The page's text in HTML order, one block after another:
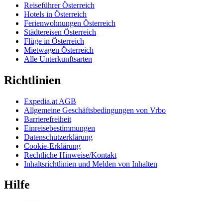
Reiseführer Österreich
Hotels in Österreich
Ferienwohnungen Österreich
Städtereisen Österreich
Flüge in Österreich
Mietwagen Österreich
Alle Unterkunftsarten
Richtlinien
Expedia.at AGB
Allgemeine Geschäftsbedingungen von Vrbo
Barrierefreiheit
Einreisebestimmungen
Datenschutzerklärung
Cookie-Erklärung
Rechtliche Hinweise/Kontakt
Inhaltsrichtlinien und Melden von Inhalten
Hilfe